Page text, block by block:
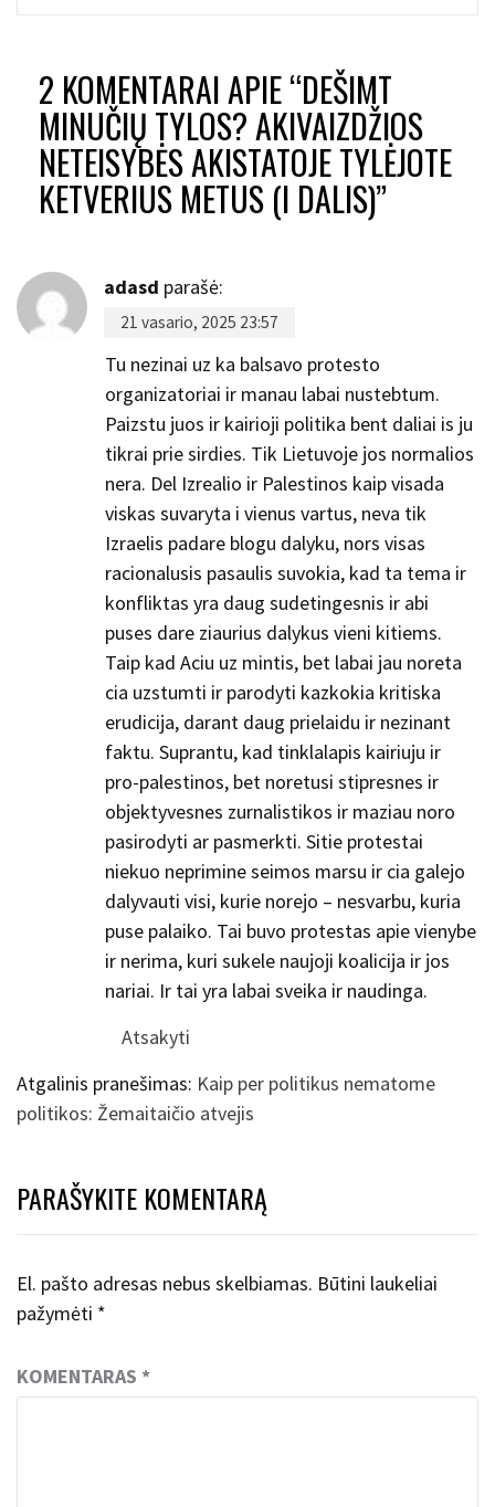
2 KOMENTARAI APIE “DEŠIMT
MINUČIŲ TYLOS? AKIVAIZDŽIOS
NETEISYBĖS AKISTATOJE TYLĖJOTE
KETVERIUS METUS (I DALIS)”
adasd parašė:
21 vasario, 2025 23:57
Tu nezinai uz ka balsavo protesto
organizatoriai ir manau labai nustebtum.
Paizstu juos ir kairioji politika bent daliai is ju
tikrai prie sirdies. Tik Lietuvoje jos normalios
nera. Del Izrealio ir Palestinos kaip visada
viskas suvaryta i vienus vartus, neva tik
Izraelis padare blogu dalyku, nors visas
racionalusis pasaulis suvokia, kad ta tema ir
konfliktas yra daug sudetingesnis ir abi
puses dare ziaurius dalykus vieni kitiems.
Taip kad Aciu uz mintis, bet labai jau noreta
cia uzstumti ir parodyti kazkokia kritiska
erudicija, darant daug prielaidu ir nezinant
faktu. Suprantu, kad tinklalapis kairiuju ir
pro-palestinos, bet noretusi stipresnes ir
objektyvesnes zurnalistikos ir maziau noro
pasirodyti ar pasmerkti. Sitie protestai
niekuo neprimine seimos marsu ir cia galejo
dalyvauti visi, kurie norejo – nesvarbu, kuria
puse palaiko. Tai buvo protestas apie vienybe
ir nerima, kuri sukele naujoji koalicija ir jos
nariai. Ir tai yra labai sveika ir naudinga.
Atsakyti
Atgalinis pranešimas: Kaip per politikus nematome
politikos: Žemaitaičio atvejis
PARAŠYKITE KOMENTARĄ
El. pašto adresas nebus skelbiamas. Būtini laukeliai
pažymėti *
KOMENTARAS *